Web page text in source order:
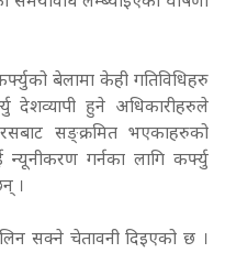
बेलामा केही गतिविधिहरु
देशव्यापी हुने अधिकारीहरुले
सङ्क्रमित भएकाहरुको
गर्नका लागि कर्फ्यु
।
सक्ने चेतावनी दिइएको छ ।